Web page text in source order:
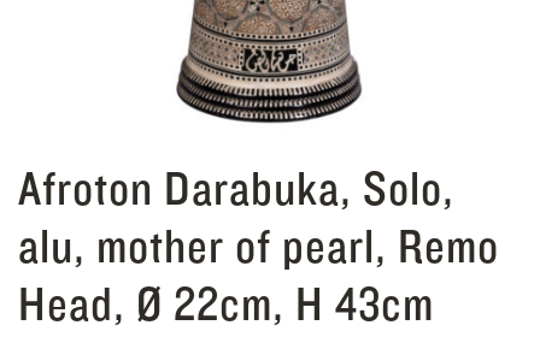
Afroton Darabuka, Solo,
alu, mother of pearl, Remo
Head, Ø 22cm, H 43cm